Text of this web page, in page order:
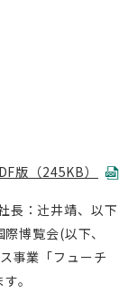
版（245KB）
長：辻󠄀井靖、以下
博覧会(以下、
事業「フューチ
。